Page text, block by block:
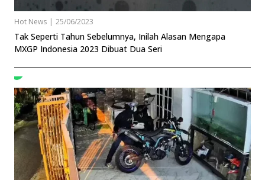
Hot News | 25/06/2023
Tak Seperti Tahun Sebelumnya, Inilah Alasan Mengapa
MXGP Indonesia 2023 Dibuat Dua Seri